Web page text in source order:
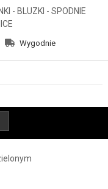
- BLUZKI - SPODNIE
Wygodnie